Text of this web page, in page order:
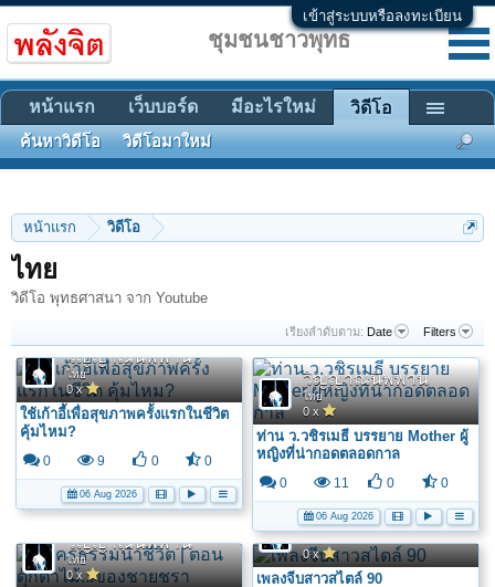
เข้าสู่ระบบหรือลงทะเบียน
หน้าแรก วิดีโอ
ไทย
วิดีโอ พุทธศาสนา จาก Youtube
เรียงลำดับตาม: Date Filters
วิญญาณนิพพาน
ไทย
0 x
ใช้เก้าอี้เพื่อสุขภาพครั้งแรกในชีวิต
คุ้มไหม?
0 9 0 0
06 Aug 2026
วิญญาณนิพพาน
ไทย
0 x
ท่าน ว.วชิรเมธี บรรยาย Mother ผู้
หญิงที่น่ากอดตลอดกาล
0 11 0 0
06 Aug 2026
วิญญาณนิพพาน
ไทย
0 x
วิญญาณนิพพาน
0 x
เพลงจีบสาวสไตล์ 90
ชุมชนชาวพุทธ
หน้าแรก เว็บบอร์ด มีอะไรใหม่ วิดีโอ
ค้นหาวิดีโอ วิดีโอมาใหม่